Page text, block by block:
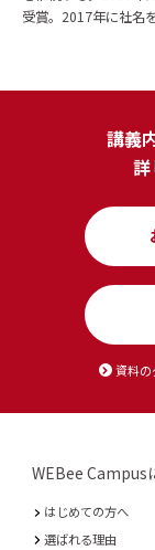
受賞。2017年に社名
講義
詳
資料の
WEBee Campus
はじめての方へ
選ばれる理由